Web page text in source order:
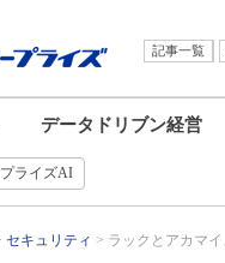
記事一覧
データドリブン経営
ライズAI
セキュリティ ラックとアカマ